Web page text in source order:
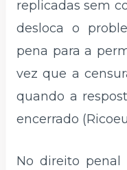
replicadas sem
desloca o
pena para a
vez que a
quando a
encerrado
No direito penal